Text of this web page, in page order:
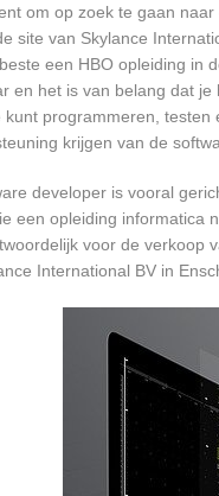
om op zoek te gaan
site van Skylance
een HBO opleiding in
en het is van belang dat
programmeren,
krijgen van de
developer is vooral
een opleiding informatica
voor de verkoop
International BV in